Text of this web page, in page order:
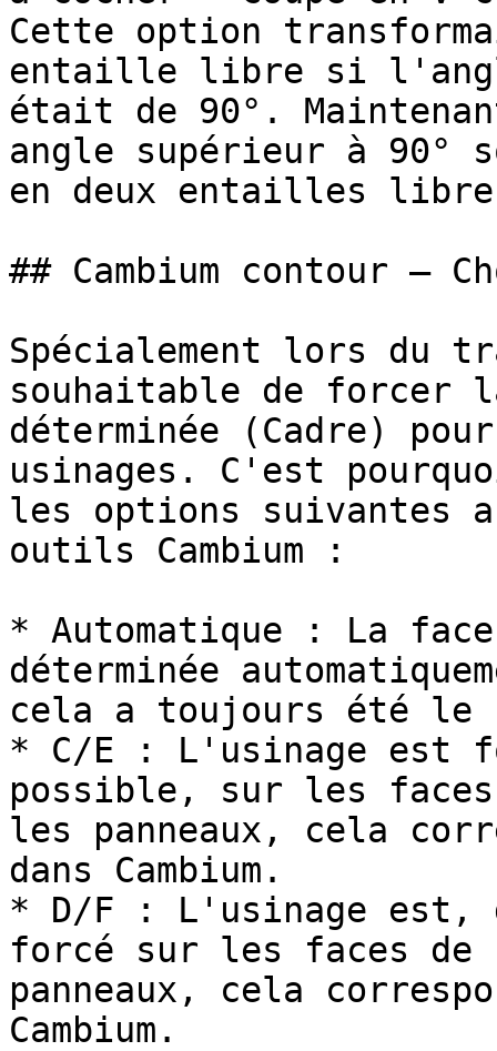
Cette option
entaille libre si
était de 90°.
angle supérieur à 90°
en deux entailles
## Cambium contour –
Spécialement lors du
souhaitable de forcer
déterminée (Cadre)
usinages. C'est
les options suivantes
outils Cambium :
* Automatique : La
déterminée
cela a toujours été le
* C/E : L'usinage est
possible, sur les faces
les panneaux, cela
dans Cambium.
* D/F : L'usinage est,
forcé sur les faces de
panneaux, cela
Cambium.